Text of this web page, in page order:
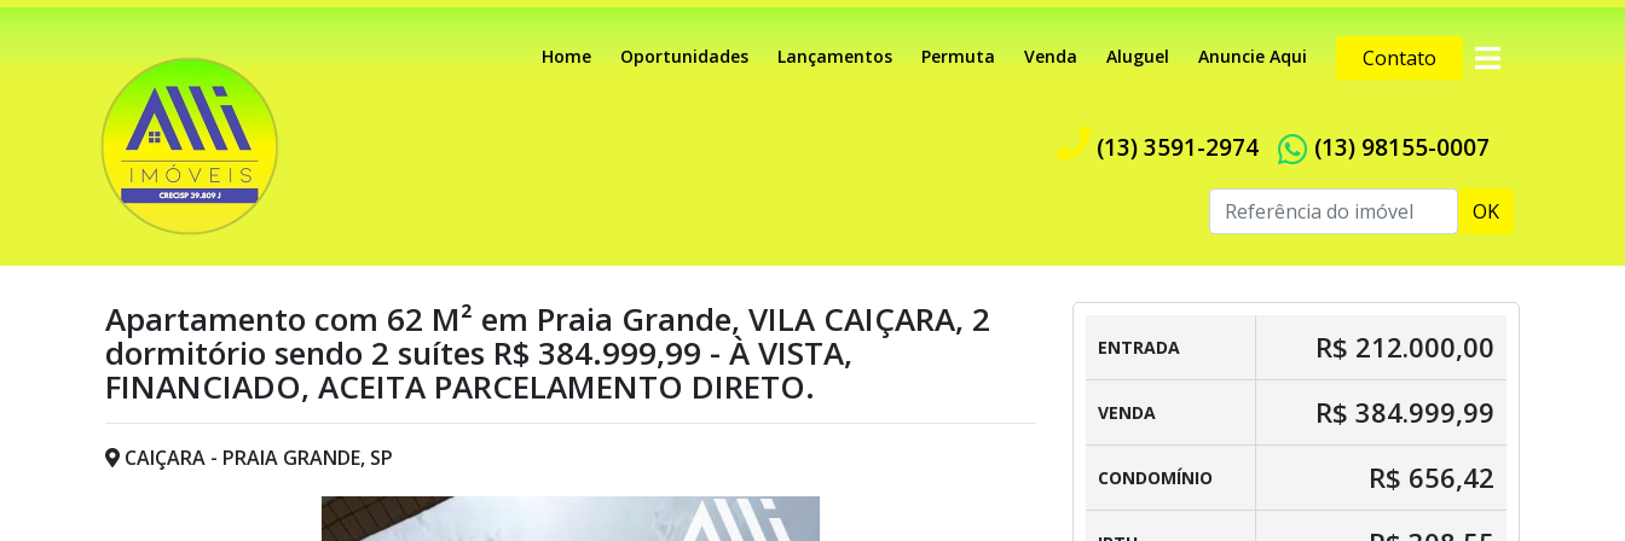
Home Oportunidades Lançamentos Permuta Venda Aluguel Anuncie Aqui Contato
(13) 3591-2974 (13) 98155-0007
OK
Apartamento com 62 M² em Praia Grande, VILA CAIÇARA, 2
dormitório sendo 2 suítes R$ 384.999,99 - À VISTA,
FINANCIADO, ACEITA PARCELAMENTO DIRETO.
CAIÇARA - PRAIA GRANDE, SP
ENTRADA R$ 212.000,00
VENDA R$ 384.999,99
CONDOMÍNIO R$ 656,42